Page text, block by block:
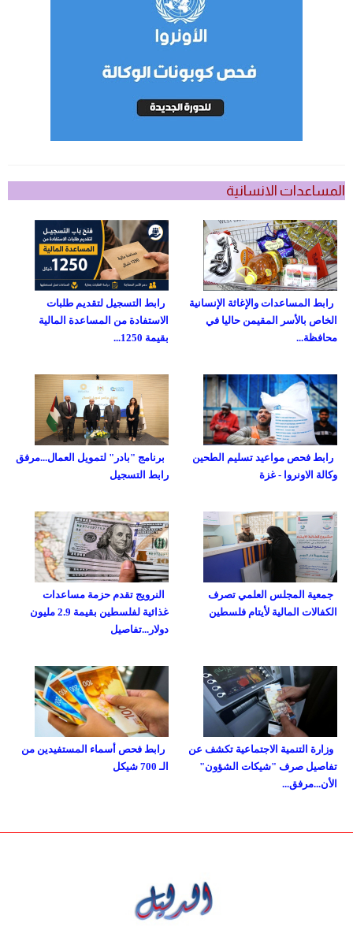
المساعدات الانسانية
رابط التسجيل لتقديم طلبات
الاستفادة من المساعدة المالية
بقيمة 1250...
رابط المساعدات والإغاثة الإنسانية
الخاص بالأسر المقيمن حاليا في
محافظة...
برنامج "بادر" لتمويل العمال...مرفق
رابط التسجيل
رابط فحص مواعيد تسليم الطحين
وكالة الاونروا - غزة
النرويج تقدم حزمة مساعدات
غذائية لفلسطين بقيمة 2.9 مليون
دولار...تفاصيل
جمعية المجلس العلمي تصرف
الكفالات المالية لأيتام فلسطين
رابط فحص أسماء المستفيدين من
الـ 700 شيكل
وزارة التنمية الاجتماعية تكشف عن
تفاصيل صرف "شيكات الشؤون"
الأن...مرفق...